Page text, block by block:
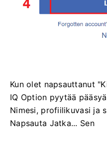
Kun olet napsauttanut
IQ Option pyytää
Nimesi, profiilikuvasi ja
Napsauta Jatka... Sen